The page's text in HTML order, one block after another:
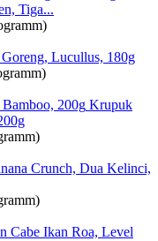
Tiga...
Lucullus, 180g
Krupuk
Crunch, Dua Kelinci,
Cabe Ikan Roa, Level